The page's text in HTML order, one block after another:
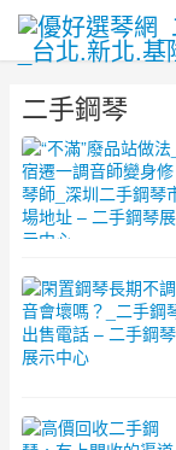
二手鋼琴